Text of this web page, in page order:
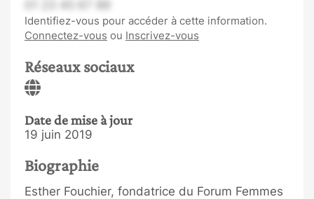
Identifiez-vous pour accéder à cette information.
Connectez-vous ou Inscrivez-vous
Réseaux sociaux
Date de mise à jour
19 juin 2019
Biographie
Esther Fouchier, fondatrice du Forum Femmes